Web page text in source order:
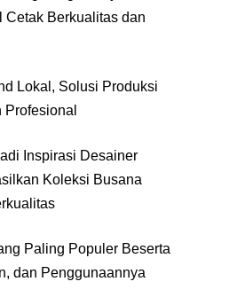
Cetak Berkualitas dan
Lokal, Solusi Produksi
Inspirasi Desainer
Koleksi Busana
Paling Populer Beserta
dan Penggunaannya